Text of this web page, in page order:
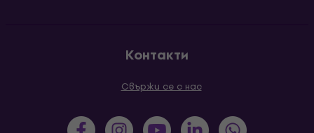
Контакти
Свържи се с нас